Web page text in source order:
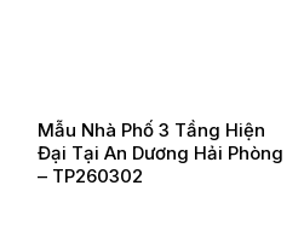
Mẫu Nhà Phố 3 Tầng Hiện
Đại Tại An Dương Hải Phòng
– TP260302